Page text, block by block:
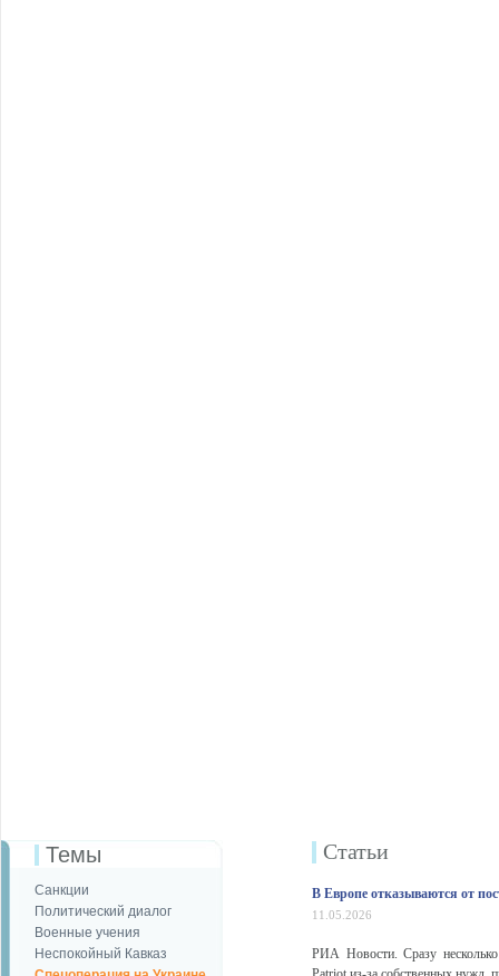
Темы
Санкции
Политический диалог
Военные учения
Неспокойный Кавказ
Статьи
В Европе отказываются от
11.05.2026
РИА Новости. Сразу